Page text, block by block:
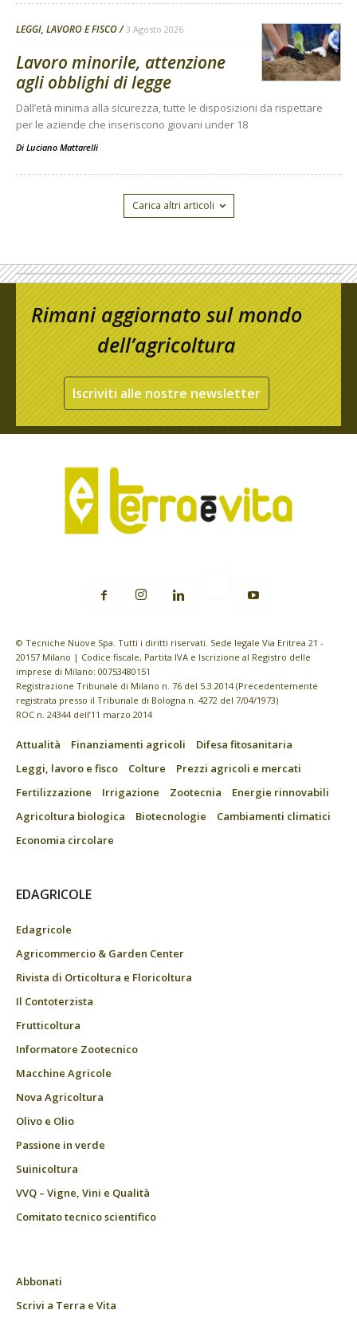
LEGGI, LAVORO E FISCO 3 Agosto 2026
Lavoro minorile, attenzione
agli obblighi di legge
Dall’età minima alla sicurezza, tutte le disposizioni da rispettare
per le aziende che inseriscono giovani under 18
Di Luciano Mattarelli
Carica altri articoli
Rimani aggiornato sul mondo
dell’agricoltura
Iscriviti alle nostre newsletter
© Tecniche Nuove Spa. Tutti i diritti riservati. Sede legale Via Eritrea 21 -
20157 Milano | Codice fiscale, Partita IVA e Iscrizione al Registro delle
imprese di Milano: 00753480151
Registrazione Tribunale di Milano n. 76 del 5.3.2014 (Precedentemente
registrata presso il Tribunale di Bologna n. 4272 del 7/04/1973)
ROC n. 24344 dell’11 marzo 2014
Attualità Finanziamenti agricoli
Difesa fitosanitaria
Leggi, lavoro e fisco
Colture
Prezzi agricoli e mercati
Fertilizzazione
Irrigazione Zootecnia
Energie rinnovabili
Agricoltura biologica
Biotecnologie
Cambiamenti climatici
Economia circolare
EDAGRICOLE
Edagricole
Agricommercio & Garden Center
Rivista di Orticoltura e Floricoltura
Il Contoterzista
Frutticoltura
Informatore Zootecnico
Macchine Agricole
Nova Agricoltura
Olivo e Olio
Passione in verde
Suinicoltura
VVQ – Vigne, Vini e Qualità
Comitato tecnico scientifico
Abbonati
Scrivi a Terra e Vita